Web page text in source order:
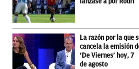
La razón por la que
cancela la emisión
‘De Viernes’ hoy, 7
de agosto